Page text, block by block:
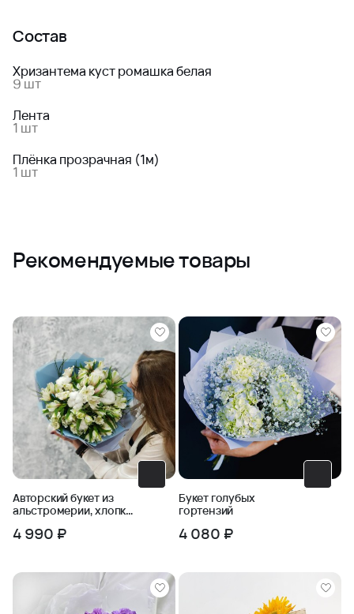
Состав
Хризантема куст ромашка белая
9 шт
Лента
1 шт
Плёнка прозрачная (1м)
1 шт
Рекомендуемые товары
Авторский букет из
альстромерии, хлопка
4 990 ₽
Букет голубых
гортензий
4 080 ₽